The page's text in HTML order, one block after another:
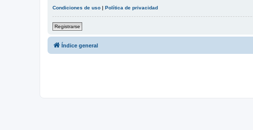
Condiciones de uso | Política de privacidad
Registrarse
Índice general